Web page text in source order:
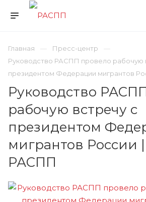
Главная
Пресс-центр
Руководство РАСПП провело рабочую
президентом Федерации мигрантов
Руководство
рабочую встречу с
президентом
мигрантов России
РАСПП